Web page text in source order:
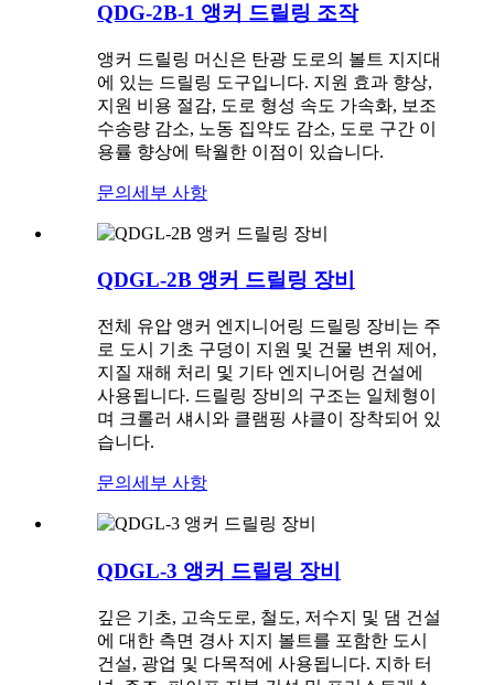
QDG-2B-1 앵커 드릴링 조작
앵커 드릴링 머신은 탄광 도로의 볼트 지지대
에 있는 드릴링 도구입니다. 지원 효과 향상,
지원 비용 절감, 도로 형성 속도 가속화, 보조
수송량 감소, 노동 집약도 감소, 도로 구간 이
용률 향상에 탁월한 이점이 있습니다.
문의 세부 사항
QDGL-2B 앵커 드릴링 장비
전체 유압 앵커 엔지니어링 드릴링 장비는 주
로 도시 기초 구덩이 지원 및 건물 변위 제어,
지질 재해 처리 및 기타 엔지니어링 건설에
사용됩니다. 드릴링 장비의 구조는 일체형이
며 크롤러 섀시와 클램핑 샤클이 장착되어 있
습니다.
문의 세부 사항
QDGL-3 앵커 드릴링 장비
깊은 기초, 고속도로, 철도, 저수지 및 댐 건설
에 대한 측면 경사 지지 볼트를 포함한 도시
건설, 광업 및 다목적에 사용됩니다. 지하 터